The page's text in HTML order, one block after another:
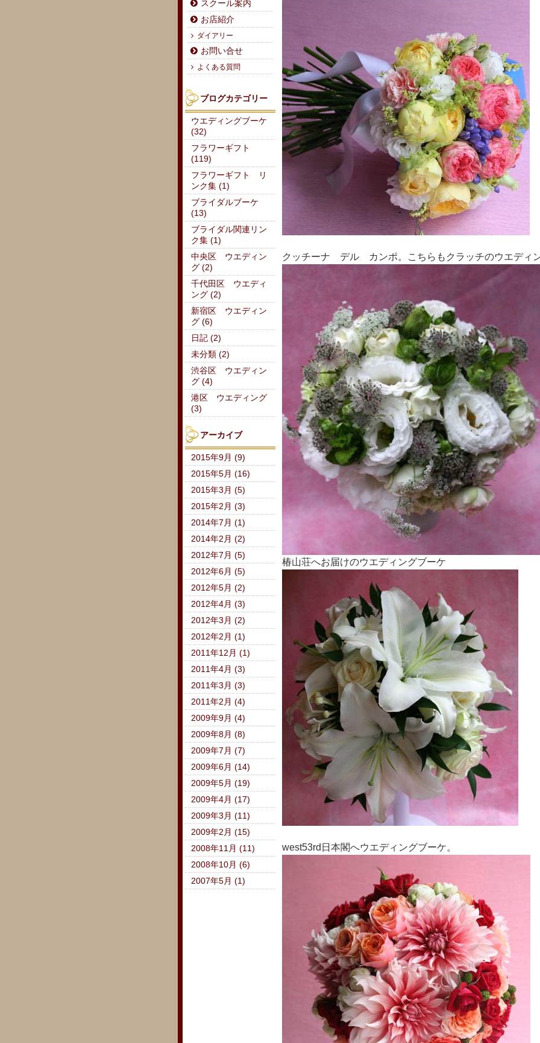
クッチーナ デル カンポ。こちらもクラッチのウエディ
椿山荘へお届けのウエディングブーケ
west53rd日本閣へウエディングブーケ。
スクール案内
お店紹介
ダイアリー
お問い合せ
よくある質問
ブログカテゴリー
ウエディングブーケ
(32)
フラワーギフト
(119)
フラワーギフト リ
ンク集 (1)
ブライダルブーケ
(13)
ブライダル関連リン
ク集 (1)
中央区 ウエディン
グ (2)
千代田区 ウエディ
ング (2)
新宿区 ウエディン
グ (6)
日記 (2)
未分類 (2)
渋谷区 ウエディン
グ (4)
港区 ウエディング
(3)
アーカイブ
2015年9月 (9)
2015年5月 (16)
2015年3月 (5)
2015年2月 (3)
2014年7月 (1)
2014年2月 (2)
2012年7月 (5)
2012年6月 (5)
2012年5月 (2)
2012年4月 (3)
2012年3月 (2)
2012年2月 (1)
2011年12月 (1)
2011年4月 (3)
2011年3月 (3)
2011年2月 (4)
2009年9月 (4)
2009年8月 (8)
2009年7月 (7)
2009年6月 (14)
2009年5月 (19)
2009年4月 (17)
2009年3月 (11)
2009年2月 (15)
2008年11月 (11)
2008年10月 (6)
2007年5月 (1)